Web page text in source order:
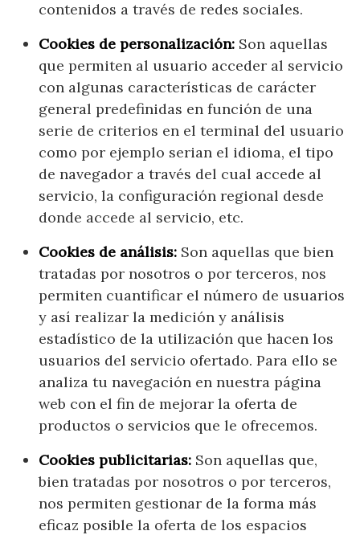
contenidos a través de redes sociales.
Cookies de personalización: Son aquellas
que permiten al usuario acceder al servicio
con algunas características de carácter
general predefinidas en función de una
serie de criterios en el terminal del usuario
como por ejemplo serian el idioma, el tipo
de navegador a través del cual accede al
servicio, la configuración regional desde
donde accede al servicio, etc.
Cookies de análisis: Son aquellas que bien
tratadas por nosotros o por terceros, nos
permiten cuantificar el número de usuarios
y así realizar la medición y análisis
estadístico de la utilización que hacen los
usuarios del servicio ofertado. Para ello se
analiza tu navegación en nuestra página
web con el fin de mejorar la oferta de
productos o servicios que le ofrecemos.
Cookies publicitarias: Son aquellas que,
bien tratadas por nosotros o por terceros,
nos permiten gestionar de la forma más
eficaz posible la oferta de los espacios